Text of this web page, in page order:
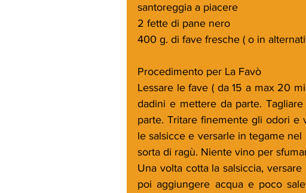
santoreggia a piacere
2 fette di pane nero
400 g. di fave fresche ( o in
Procedimento per La Favò
Lessare le fave ( da 15 a max 20
dadini e mettere da parte.
parte. Tritare finemente gli odori e
le salsicce e versarle in tegame
sorta di ragù. Niente vino per
Una volta cotta la salsiccia,
poi aggiungere acqua e poco